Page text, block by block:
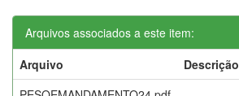
Arquivos associados a este item:
Arquivo
Descrição